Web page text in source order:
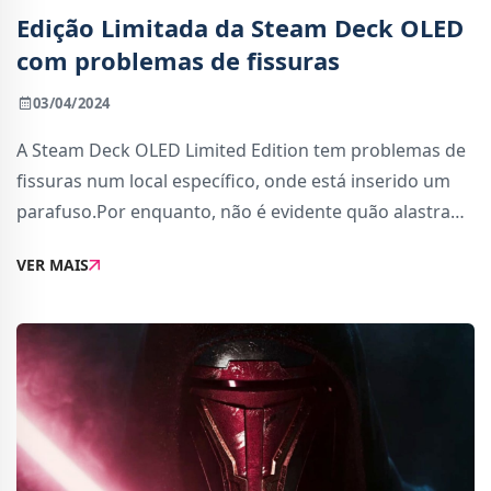
Edição Limitada da Steam Deck OLED
com problemas de fissuras
03/04/2024
A Steam Deck OLED Limited Edition tem problemas de
fissuras num local específico, onde está inserido um
parafuso.Por enquanto, não é evidente quão alastrado
relatos surgiram no subreddit dedi
VER MAIS